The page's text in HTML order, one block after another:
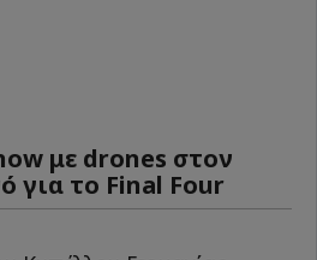
με drones στον
για το Final Four